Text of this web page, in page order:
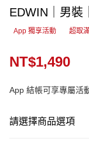
EDWIN｜男裝
App 獨享活動 超取
NT$1,490
App 結帳可享專屬活
請選擇商品選項